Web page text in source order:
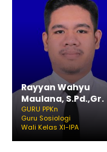
Rayyan Wahyu
Maulana, S.Pd.,Gr.
GURU PPKn
Guru Sosiologi
Wali Kelas XI-IPA